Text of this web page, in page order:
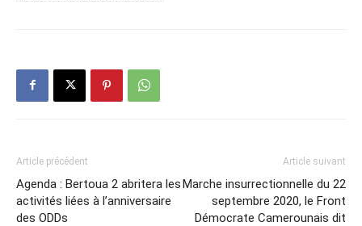
Article précédent
Agenda : Bertoua 2 abritera les
activités liées à l’anniversaire
des ODDs
Article suivant
Marche insurrectionnelle du 22
septembre 2020, le Front
Démocrate Camerounais dit